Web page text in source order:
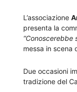
L’associazione
presenta la
“Conoscerebbe
messa in scena
Due occasioni
tradizione del